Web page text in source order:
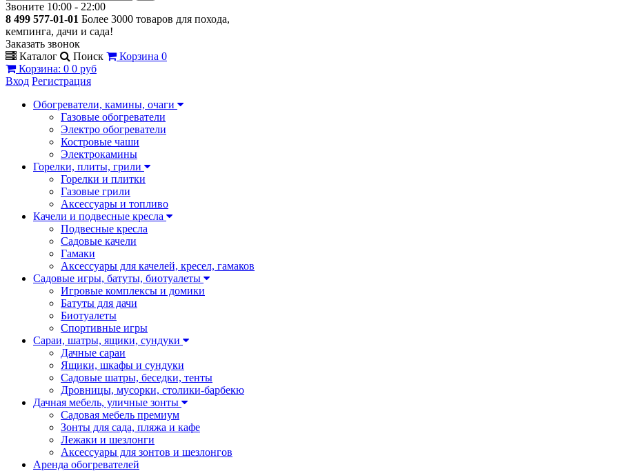
Звоните 10:00 - 22:00
8 499 577-01-01 Более 3000 товаров для похода,
кемпинга, дачи и сада!
Заказать звонок
Каталог
Поиск Корзина 0
Корзина: 0 0 руб
Вход Регистрация
Обогреватели, камины, очаги
Газовые обогреватели
Электро обогреватели
Костровые чаши
Электрокамины
Горелки, плиты, грили
Горелки и плитки
Газовые грили
Аксессуары и топливо
Качели и подвесные кресла
Подвесные кресла
Садовые качели
Гамаки
Аксессуары для качелей, кресел, гамаков
Садовые игры, батуты, биотуалеты
Игровые комплексы и домики
Батуты для дачи
Биотуалеты
Спортивные игры
Сараи, шатры, ящики, сундуки
Дачные сараи
Ящики, шкафы и сундуки
Садовые шатры, беседки, тенты
Дровницы, мусорки, столики-барбекю
Дачная мебель, уличные зонты
Садовая мебель премиум
Зонты для сада, пляжа и кафе
Лежаки и шезлонги
Аксессуары для зонтов и шезлонгов
Аренда обогревателей